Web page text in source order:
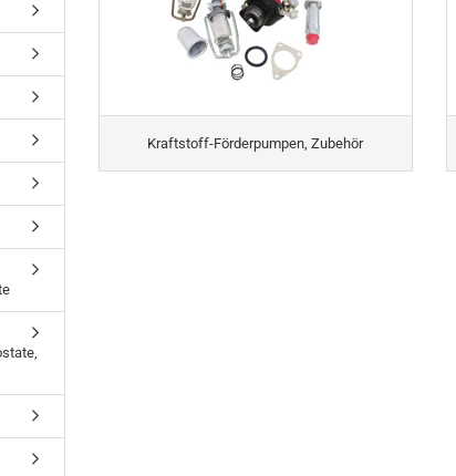
Kraftstoff-Förderpumpen, Zubehör